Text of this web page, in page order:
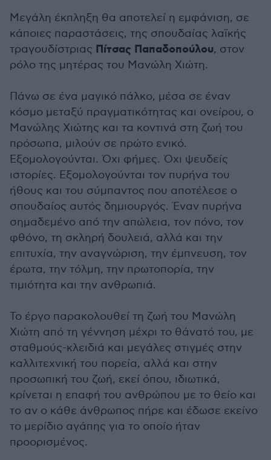
Μεγάλη έκπληξη θα αποτελεί η εμφάνιση, σε
κάποιες παραστάσεις, της σπουδαίας λαϊκής
τραγουδίστριας Πίτσας Παπαδοπούλου, στον
ρόλο της μητέρας του Μανώλη Χιώτη.
Πάνω σε ένα μαγικό πάλκο, μέσα σε έναν
κόσμο μεταξύ πραγματικότητας και ονείρου, ο
Μανώλης Χιώτης και τα κοντινά στη ζωή του
πρόσωπα, μιλούν σε πρώτο ενικό.
Εξομολογούνται. Όχι φήμες. Όχι ψευδείς
ιστορίες. Εξομολογούνται τον πυρήνα του
ήθους και του σύμπαντος που αποτέλεσε ο
σπουδαίος αυτός δημιουργός. Έναν πυρήνα
σημαδεμένο από την απώλεια, τον πόνο, τον
φθόνο, τη σκληρή δουλειά, αλλά και την
επιτυχία, την αναγνώριση, την έμπνευση, τον
έρωτα, την τόλμη, την πρωτοπορία, την
τιμιότητα και την ανθρωπιά.
Το έργο παρακολουθεί τη ζωή του Μανώλη
Χιώτη από τη γέννηση μέχρι το θάνατό του, με
σταθμούς-κλειδιά και μεγάλες στιγμές στην
καλλιτεχνική του πορεία, αλλά και στην
προσωπική του ζωή, εκεί όπου, ιδιωτικά,
κρίνεται η επαφή του ανθρώπου με το θείο και
το αν ο κάθε άνθρωπος πήρε και έδωσε εκείνο
το μερίδιο αγάπης για το οποίο ήταν
προορισμένος.